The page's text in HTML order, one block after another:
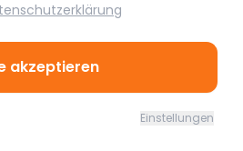
akzeptieren
Einstellungen